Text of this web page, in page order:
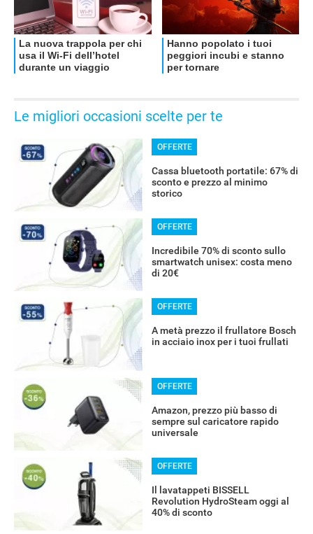
Le migliori occasioni scelte per te
OFFERTE
Cassa bluetooth portatile: 67% di
sconto e prezzo al minimo
storico
OFFERTE
Incredibile 70% di sconto sullo
smartwatch unisex: costa meno
di 20€
OFFERTE
A metà prezzo il frullatore Bosch
in acciaio inox per i tuoi frullati
OFFERTE
Amazon, prezzo più basso di
sempre sul caricatore rapido
universale
OFFERTE
Il lavatappeti BISSELL
Revolution HydroSteam oggi al
40% di sconto